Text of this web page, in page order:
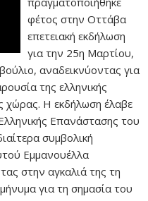
φέτος στην Οττάβα
επετειακή εκδήλωση
για την 25η Μαρτίου,
αναδεικνύοντας για
της ελληνικής
χώρας. Η εκδήλωση έλαβε
Επανάστασης του
συμβολική
Εμμανουέλλα
στην αγκαλιά της τη
για τη σημασία του